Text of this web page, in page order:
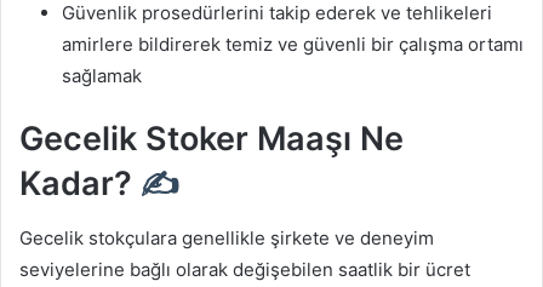
Güvenlik prosedürlerini takip ederek ve tehlikeleri
amirlere bildirerek temiz ve güvenli bir çalışma ortamı
sağlamak
Gecelik Stoker Maaşı Ne
Kadar? ✍
Gecelik stokçulara genellikle şirkete ve deneyim
seviyelerine bağlı olarak değişebilen saatlik bir ücret